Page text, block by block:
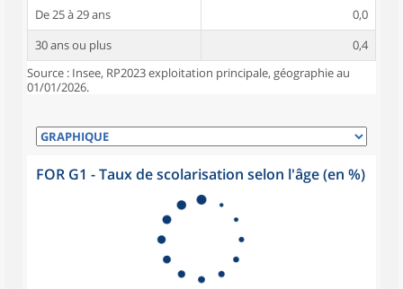
De 25 à 29 ans
0,0
30 ans ou plus
0,4
Source : Insee, RP2023 exploitation principale, géographie au
01/01/2026.
FOR G1 - Taux de scolarisation selon l'âge (en %)